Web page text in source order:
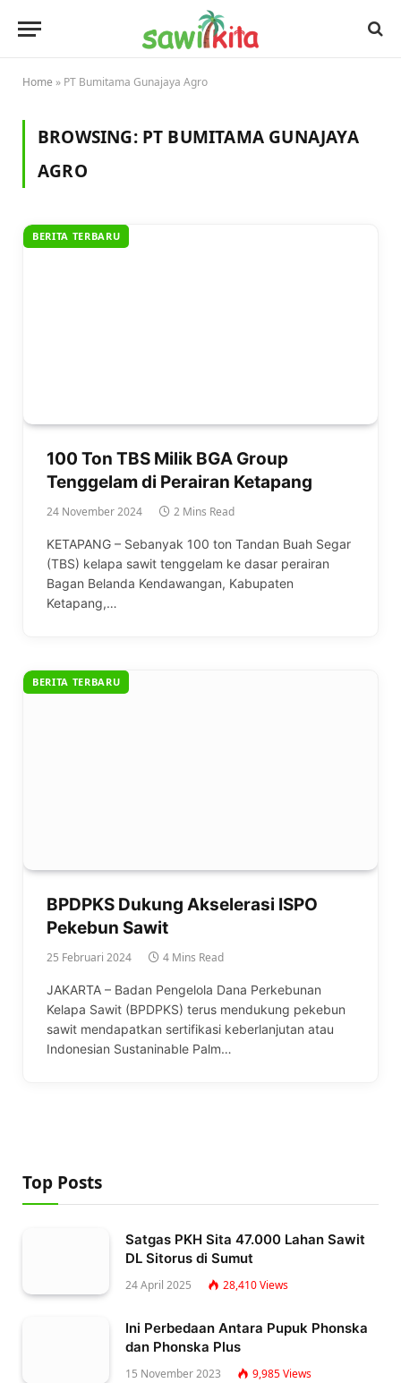
Home » PT Bumitama Gunajaya Agro
BROWSING: PT BUMITAMA GUNAJAYA
AGRO
BERITA TERBARU
100 Ton TBS Milik BGA Group
Tenggelam di Perairan Ketapang
24 November 2024 2 Mins Read
KETAPANG – Sebanyak 100 ton Tandan Buah Segar
(TBS) kelapa sawit tenggelam ke dasar perairan
Bagan Belanda Kendawangan, Kabupaten
Ketapang,…
BERITA TERBARU
BPDPKS Dukung Akselerasi ISPO
Pekebun Sawit
25 Februari 2024 4 Mins Read
JAKARTA – Badan Pengelola Dana Perkebunan
Kelapa Sawit (BPDPKS) terus mendukung pekebun
sawit mendapatkan sertifikasi keberlanjutan atau
Indonesian Sustaninable Palm…
Top Posts
Satgas PKH Sita 47.000 Lahan Sawit
DL Sitorus di Sumut
24 April 2025 28,410Views
Ini Perbedaan Antara Pupuk Phonska
dan Phonska Plus
15 November 2023 9,985Views